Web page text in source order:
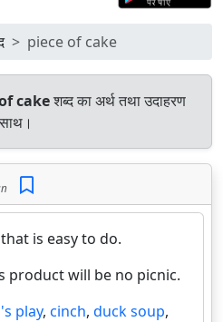
piece of cake
cakeशब्द का अर्थ तथा उदाहरण
is easy to do.
product will be no picnic.
play, cinch, duck soup,